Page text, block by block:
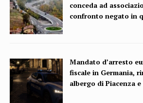
conceda ad
confronto negato in
Mandato d’arresto
fiscale in Germania,
albergo di Piacenza